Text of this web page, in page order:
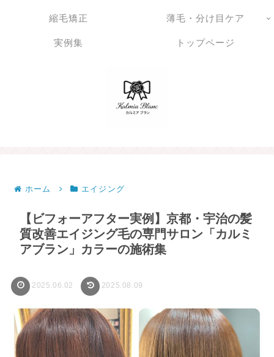
縮毛矯正 薄毛・分け目ケア
実例集 トップページ
ホーム エイジング
【ビフォーアフター実例】京都・宇治の髪
質改善エイジング毛の専門サロン「カルミ
アブラン」カラーの施術集
2025.06.02 2025.08.09